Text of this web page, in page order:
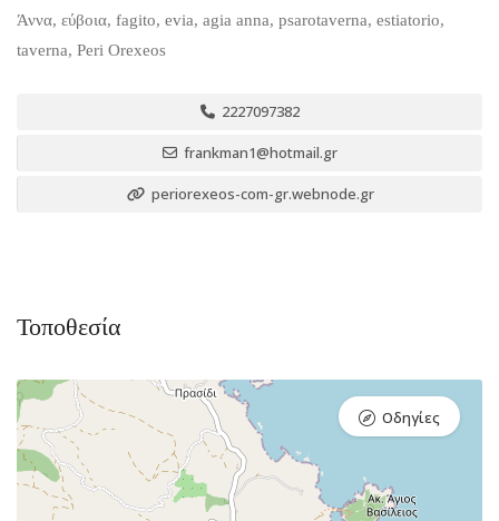
Άννα, εύβοια, fagito, evia, agia anna, psarotaverna, estiatorio,
taverna, Peri Orexeos
2227097382
frankman1@hotmail.gr
periorexeos-com-gr.webnode.gr
Τοποθεσία
Οδηγίες